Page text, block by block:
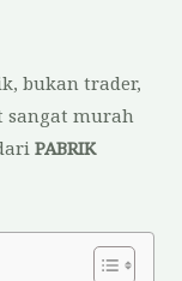
bukan trader,
sangat murah
PABRIK